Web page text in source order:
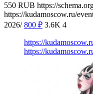
550 RUB https://
https://kudamoscow.ru/
2026/ 800 ₽ 3.6K 4
https://
https://